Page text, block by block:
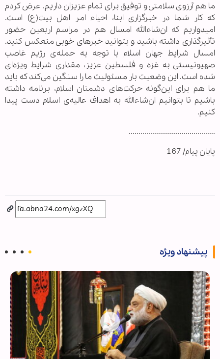
ما هم آرزوی سلامتی و توفیق برای تمام عزیزان داریم. عرض کردم
که کار شما در خبرگزاری ابنا، احیاء امر اهل بیت(ع) است.
امیدواریم که ان‌شاءالله امسال هم در مراسم اربعین حضور
تأثیرگذاری داشته باشید و بتوانید خبرهای خوبی منعکس کنید.
امسال شرایط جهان اسلام با توجه به حمله‌ی رژیم غاصب
صهیونیستی به غزه و فلسطین عزیز، مقداری شرایط ویژه‌ای
شده است. این وضعیت بار مسئولیت ما را سنگین می‌کند که باید
ما هم برای این‌گونه حرکت‌های دشمنان اسلام، برنامه داشته
باشیم تا بتوانیم ان‌شاءالله به اهداف عالیه‌ی اسلام دست پیدا
کنیم.
............................................
پایان پیام/ 167
پیشنهاد ویژه